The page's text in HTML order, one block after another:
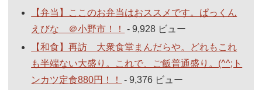
【弁当】ここのお弁当はおススメです。ぱっくん
えびな ＠小野市！！
- 9,928 ビュー
【和食】再訪 大衆食堂まんだらや。どれもこれ
も半端ない大盛り。これで、ご飯普通盛り。(^^;ト
ンカツ定食880円！！
- 9,376 ビュー